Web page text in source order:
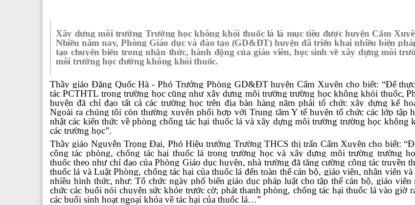
Xây dựng môi trường Trường học không khói thuốc lá là mục tiêu được huyện Cẩm
Nhiều năm nay, Phòng Giáo dục và đào tạo (GD&ĐT)huyện đã triển khai nhiều biện
tạo chuyển biến trong nhận thức, hành động của giáo viên, học sinh về xây dựng môi
môi trường học đường không khói thuốc.
Thầy giáo Đặng Quốc Hà - Phó Trưởng Phòng GD&ĐT huyện Cẩm Xuyên cho biết: “Để
tác PCTHTL trong trường học cũng như xây dựng môi trường trường học không khói thuốc,
huyện đã chỉ đạo tất cả các trường học trên địa bàn hàng năm phải tổ chức xây dựng kế
Ngoài ra chúng tôi còn thường xuyên phối hợp với Trung tâm Y tế huyện tổ chức các lớp tập
nhật các kiến thức về phòng chống tác hại thuốc lá và xây dựng môi trường trường học không
các trường học”.
Thầy giáo Nguyễn Trọng Đại, Phó Hiệu trưởng Trường THCS thị trấn Cẩm Xuyên cho biết:
công tác phòng, chống tác hại thuốc lá trong trường học và xây dựng môi trường trường
thuốc theo như chỉ đạo của Phòng Giáo dục huyện, nhà trường đã tăng cường công tác truyền
thuốc lá và Luật Phòng, chống tác hại của thuốc lá đến toàn thể cán bộ, giáo viên, nhân viên
nhiều hình thức, như: Tổ chức ngày phổ biến giáo dục pháp luật cho tập thể cán bộ, giáo viên
chức các buổi nói chuyện sức khỏe trước cờ; phát thanh phòng, chống tác hại thuốc lá vào giờ
các buổi sinh hoạt ngoại khóa về tác hại của thuốc lá…”